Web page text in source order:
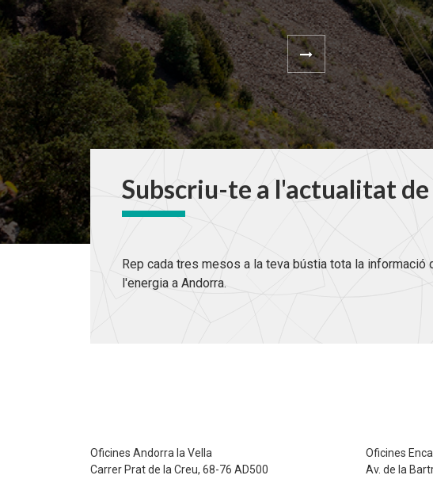
Subscriu-te a l'actualitat de
Rep cada tres mesos a la teva bústia tota la informació
l'energia a Andorra.
Oficines Andorra la Vella
Carrer Prat de la Creu, 68-76 AD500
Oficines
Av. de la